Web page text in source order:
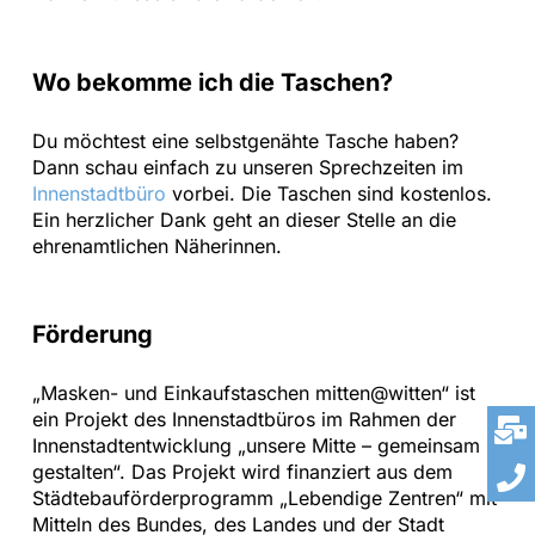
Wo bekomme ich die Taschen?
Du möchtest eine selbstgenähte Tasche haben?
Dann schau einfach zu unseren Sprechzeiten im
Innenstadtbüro vorbei. Die Taschen sind kostenlos.
Ein herzlicher Dank geht an dieser Stelle an die
ehrenamtlichen Näherinnen.
Förderung
„Masken- und Einkaufstaschen mitten@witten“ ist
ein Projekt des Innenstadtbüros im Rahmen der
Innenstadtentwicklung „unsere Mitte – gemeinsam
gestalten“. Das Projekt wird finanziert aus dem
Städtebauförderprogramm „Lebendige Zentren“ mit
Mitteln des Bundes, des Landes und der Stadt